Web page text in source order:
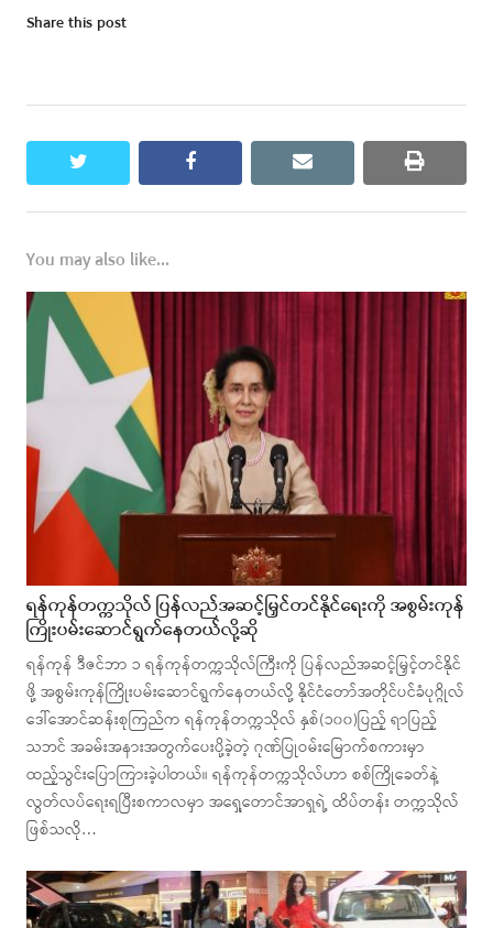
Share this post
twitter facebook email print
You may also like...
ရန်ကုန်တက္ကသိုလ် ပြန်လည်အဆင့်မြှင်တင်နိုင်ရေးကို အစွမ်းကုန်
ကြိုးပမ်းဆောင်ရွက်နေတယ်လို့ဆို
ရန်ကုန် ဒီဇင်ဘာ ၁ ရန်ကုန်တက္ကသိုလ်ကြီးကို ပြန်လည်အဆင့်မြှင့်တင်နိုင်
ဖို့ အစွမ်းကုန်ကြိုးပမ်းဆောင်ရွက်နေတယ်လို့ နိုင်ငံတော်အတိုင်ပင်ခံပုဂ္ဂိုလ်
ဒေါ်အောင်ဆန်းစုကြည်က ရန်ကုန်တက္ကသိုလ် နှစ်(၁၀၀)ပြည့် ရာပြည့်
သဘင် အခမ်းအနားအတွက်ပေးပို့ခဲ့တဲ့ ဂုဏ်ပြုဝမ်းမြောက်စကားမှာ
ထည့်သွင်းပြောကြားခဲ့ပါတယ်။ ရန်ကုန်တက္ကသိုလ်ဟာ စစ်ကြိုခေတ်နဲ့
လွတ်လပ်ရေးရပြီးစကာလမှာ အရှေ့တောင်အာရှရဲ့ ထိပ်တန်း တက္ကသိုလ်
ဖြစ်သလို…